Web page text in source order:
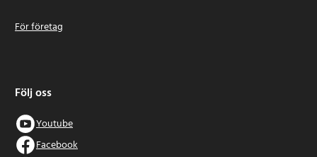
För företag
Följ oss
Youtube
Facebook